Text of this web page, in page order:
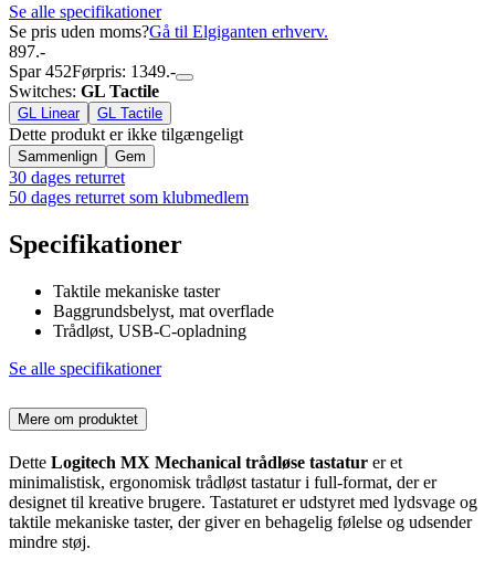
Se alle specifikationer
Se pris uden moms?Gå til Elgiganten erhverv.
897.-
Spar 452Førpris: 1349.-
Switches: GL Tactile
GL Linear GL Tactile
Dette produkt er ikke tilgængeligt
Sammenlign Gem
30 dages returret
50 dages returret som klubmedlem
Specifikationer
Taktile mekaniske taster
Baggrundsbelyst, mat overflade
Trådløst, USB-C-opladning
Se alle specifikationer
Mere om produktet
Dette Logitech MX Mechanical trådløse tastatur er et
minimalistisk, ergonomisk trådløst tastatur i full-format, der er
designet til kreative brugere. Tastaturet er udstyret med lydsvage og
taktile mekaniske taster, der giver en behagelig følelse og udsender
mindre støj.